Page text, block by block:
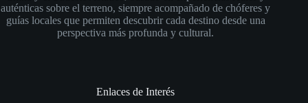
auténticas sobre el terreno, siempre acompañado de chóferes y
guías locales que permiten descubrir cada destino desde una
perspectiva más profunda y cultural.
Enlaces de Interés